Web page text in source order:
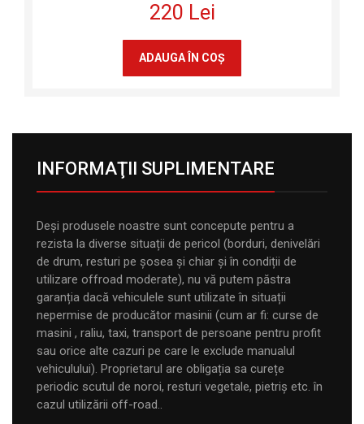
220 Lei
ADAUGA ÎN COŞ
INFORMAŢII SUPLIMENTARE
Deși produsele noastre sunt concepute pentru a
rezista la diverse situații de pericol (borduri, denivelări
de drum, resturi pe șosea și chiar și în condiții de
utilizare offroad moderate), nu vă putem păstra
garanția dacă vehiculele sunt utilizate în situații
nepermise de producător masinii (cum ar fi: curse de
masini , raliu, taxi, transport de persoane pentru profit
sau orice alte cazuri pe care le exclude manualul
vehiculului). Proprietarul are obligația sa curețe
periodic scutul de noroi, resturi vegetale, pietriș etc. în
cazul utilizării off-road..